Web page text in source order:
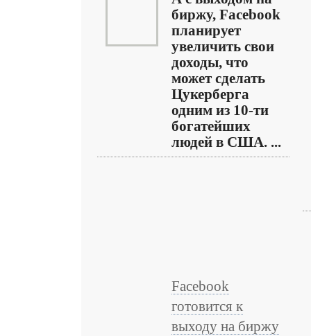
биржу, Facebook
планирует
увеличить свои
доходы, что
может сделать
Цукерберга
одним из 10-ти
богатейших
людей в США. ...
Facebook
готовится к
выходу на биржу